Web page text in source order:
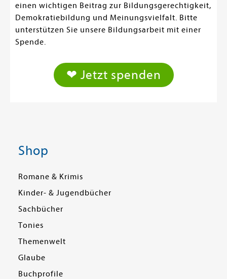
einen wichtigen Beitrag zur Bildungsgerechtigkeit,
Demokratiebildung und Meinungsvielfalt. Bitte
unterstützen Sie unsere Bildungsarbeit mit einer
Spende.
❤ Jetzt spenden
Shop
Romane & Krimis
Kinder- & Jugendbücher
Sachbücher
Tonies
Themenwelt
Glaube
Buchprofile